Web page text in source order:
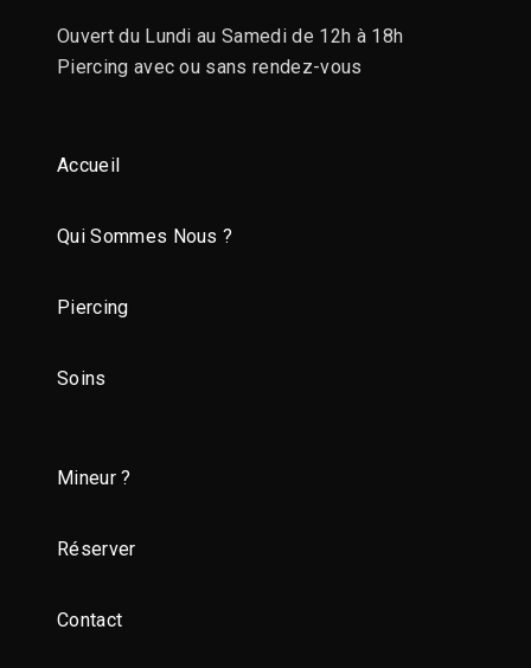
Ouvert du Lundi au Samedi de 12h à 18h
Piercing avec ou sans rendez-vous
Accueil
Qui Sommes Nous ?
Piercing
Soins
Mineur ?
Réserver
Contact